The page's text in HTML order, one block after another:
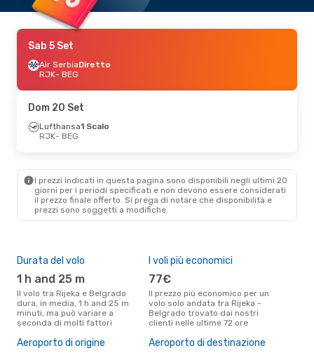
Sab 5 Set
Air SerbiaDiretto
RJK- BEG
Dom 20 Set
Lufthansa1 Scalo
RJK- BEG
I prezzi indicati in questa pagina sono disponibili negli ultimi 20
giorni per i periodi specificati e non devono essere considerati
il ​​prezzo finale offerto. Si prega di notare che disponibilità e
prezzi sono soggetti a modifiche.
Durata del volo
1 h and 25 m
Il volo tra Rijeka e Belgrado
dura, in media, 1 h and 25 m
minuti, ma può variare a
seconda di molti fattori
I voli più economici
77€
Il prezzo più economico per un
volo solo andata tra Rijeka -
Belgrado trovato dai nostri
clienti nelle ultime 72 ore
Aeroporto di origine Aeroporto di destinazione